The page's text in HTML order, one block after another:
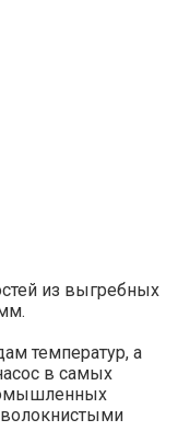
из выгребных
температур, а
в самых